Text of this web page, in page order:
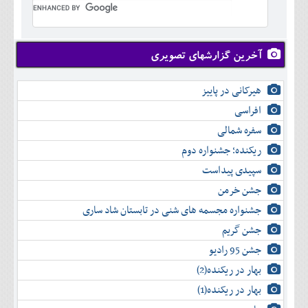
دی
بهمن
اسفند
آبان
آذر
دی
بهمن
اسفند
شهريور
مهر
آبان
آذر
دی
بهمن
اسفند
تير
مرداد
شهريور
مهر
آبان
آذر
دی
بهمن
اسفند
آخرین گزارشهای تصویری
هیرکانی در پاییز
افراسی
سفره شمالی
ریکنده؛ جشنواره دوم
سپیدی پیداست
جشن خرمن
جشنواره مجسمه های شنی در تابستان شاد ساری
جشن گریم
جشن 95 رادیو
بهار در ریکنده(2)
بهار در ریکنده(1)